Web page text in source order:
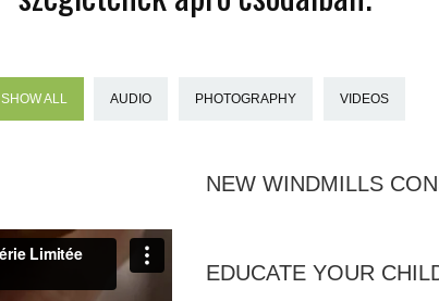
SHOW ALL AUDIO PHOTOGRAPHY VIDEOS
NEW WINDMILLS
EDUCATE YOUR